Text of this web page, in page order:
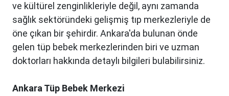
ve kültürel zenginlikleriyle değil, aynı zamanda
sağlık sektöründeki gelişmiş tıp merkezleriyle de
öne çıkan bir şehirdir. Ankara'da bulunan önde
gelen tüp bebek merkezlerinden biri ve uzman
doktorları hakkında detaylı bilgileri bulabilirsiniz.
Ankara Tüp Bebek Merkezi